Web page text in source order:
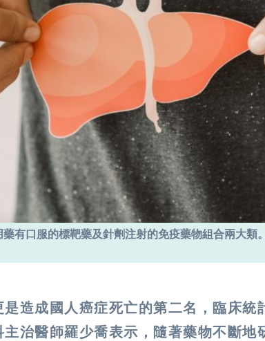
藥有口服的標靶藥及針劑注射的免疫藥物組合兩大
造成國人癌症死亡的第二名，臨床統
治醫師羅少喬表示，隨著藥物不斷地